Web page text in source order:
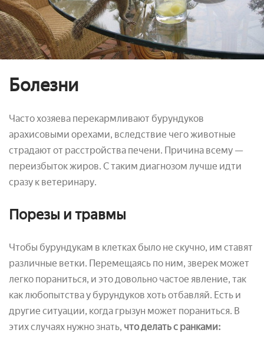
Болезни
Часто хозяева перекармливают бурундуков
арахисовыми орехами, вследствие чего животные
страдают от расстройства печени. Причина всему —
переизбыток жиров. С таким диагнозом лучше идти
сразу к ветеринару.
Порезы и травмы
Чтобы бурундукам в клетках было не скучно, им ставят
различные ветки. Перемещаясь по ним, зверек может
легко пораниться, и это довольно частое явление, так
как любопытства у бурундуков хоть отбавляй. Есть и
другие ситуации, когда грызун может пораниться. В
этих случаях нужно знать, что делать с ранками: